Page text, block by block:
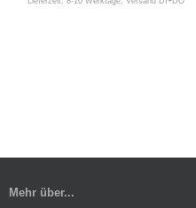
Mehr über...